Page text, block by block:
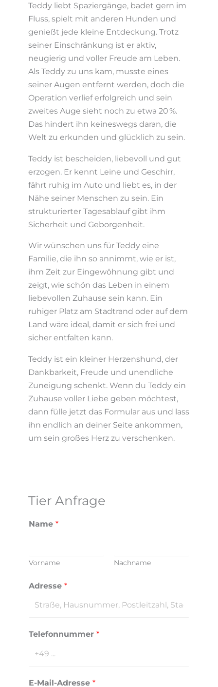
Teddy liebt Spaziergänge, badet gern im
Fluss, spielt mit anderen Hunden und
genießt jede kleine Entdeckung. Trotz
seiner Einschränkung ist er aktiv,
neugierig und voller Freude am Leben.
Als Teddy zu uns kam, musste eines
seiner Augen entfernt werden, doch die
Operation verlief erfolgreich und sein
zweites Auge sieht noch zu etwa 20 %.
Das hindert ihn keineswegs daran, die
Welt zu erkunden und glücklich zu sein.
Teddy ist bescheiden, liebevoll und gut
erzogen. Er kennt Leine und Geschirr,
fährt ruhig im Auto und liebt es, in der
Nähe seiner Menschen zu sein. Ein
strukturierter Tagesablauf gibt ihm
Sicherheit und Geborgenheit.
Wir wünschen uns für Teddy eine
Familie, die ihn so annimmt, wie er ist,
ihm Zeit zur Eingewöhnung gibt und
zeigt, wie schön das Leben in einem
liebevollen Zuhause sein kann. Ein
ruhiger Platz am Stadtrand oder auf dem
Land wäre ideal, damit er sich frei und
sicher entfalten kann.
Teddy ist ein kleiner Herzenshund, der
Dankbarkeit, Freude und unendliche
Zuneigung schenkt. Wenn du Teddy ein
Zuhause voller Liebe geben möchtest,
dann fülle jetzt das Formular aus und lass
ihn endlich an deiner Seite ankommen,
um sein großes Herz zu verschenken.
Tier Anfrage
Name*
Vorname Nachname
Adresse*
Telefonnummer*
E-Mail-Adresse*